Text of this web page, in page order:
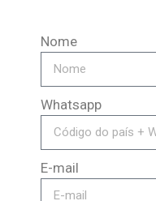
Nome
Whatsapp
E-mail